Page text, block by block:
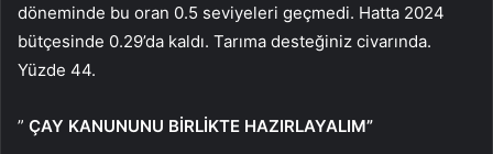
döneminde bu oran 0.5 seviyeleri geçmedi. Hatta 2024
bütçesinde 0.29’da kaldı. Tarıma desteğiniz civarında.
Yüzde 44.
” ÇAY KANUNUNU BİRLİKTE HAZIRLAYALIM”